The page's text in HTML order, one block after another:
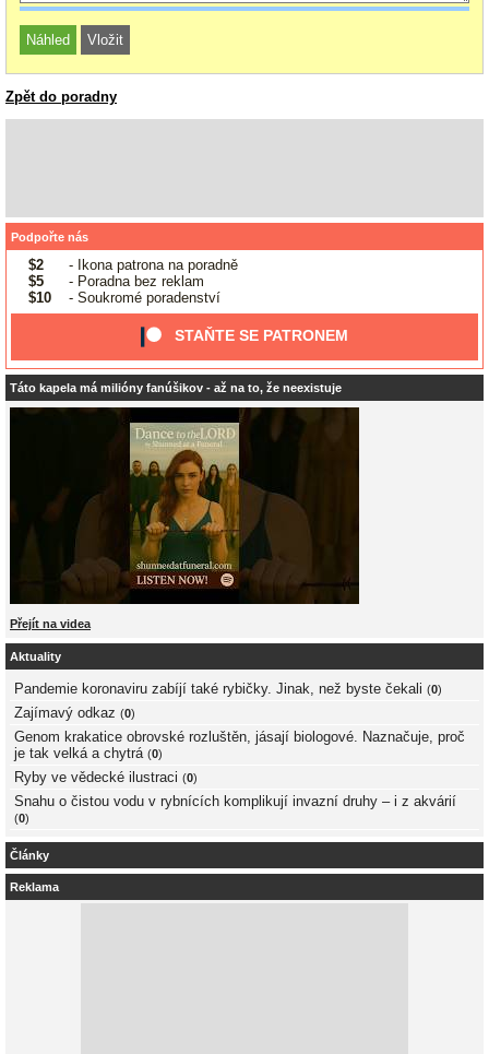
Zpět do poradny
Podpořte nás
$2
- Ikona patrona na poradně
$5
- Poradna bez reklam
$10
- Soukromé poradenství
STAŇTE SE PATRONEM
Táto kapela má milióny fanúšikov - až na to, že neexistuje
Přejít na videa
Aktuality
Pandemie koronaviru zabíjí také rybičky. Jinak, než byste čekali (0)
Zajímavý odkaz (0)
Genom krakatice obrovské rozluštěn, jásají biologové. Naznačuje, proč
je tak velká a chytrá (0)
Ryby ve vědecké ilustraci (0)
Snahu o čistou vodu v rybnících komplikují invazní druhy – i z akvárií
(0)
Články
Reklama